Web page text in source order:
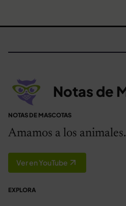
Notas de
NOTAS DE MASCOTAS
Amamos a los animales.
Ver en YouTube
EXPLORA